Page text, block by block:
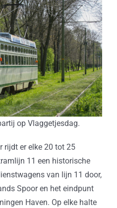
op Vlaggetjesdag.
rijdt er elke 20 tot 25
11 een historische
van lijn 11 door,
Spoor en het eindpunt
Haven. Op elke halte